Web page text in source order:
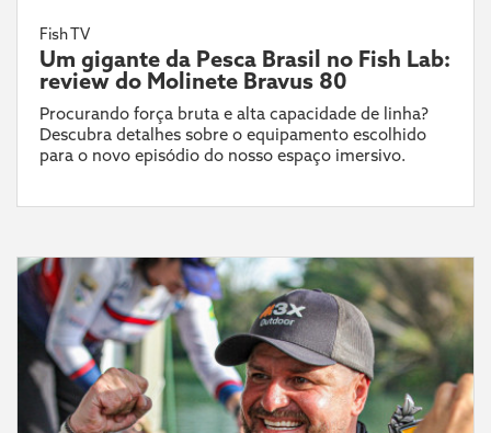
Fish TV
Um gigante da Pesca Brasil no Fish Lab:
review do Molinete Bravus 80
Procurando força bruta e alta capacidade de linha?
Descubra detalhes sobre o equipamento escolhido
para o novo episódio do nosso espaço imersivo.